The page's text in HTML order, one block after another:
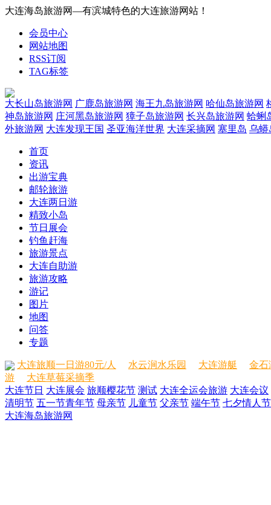
大连海岛旅游网—有滨城特色的大连旅游网站！
会员中心
网站地图
RSS订阅
TAG标签
大长山岛旅游网 广鹿岛旅游网 海王九岛旅游网 哈仙岛旅游网
神岛旅游网 庄河黑岛旅游网 獐子岛旅游网 长兴岛旅游网 蛤蜊
外旅游网 大连发现王国 圣亚海洋世界 大连采摘网 塞里岛 乌蟒
首页
资讯
出游宝典
邮轮旅游
大连两日游
精致小岛
节日展会
钓鱼赶海
旅游景点
大连自助游
旅游攻略
游记
图片
地图
问答
专题
大连旅顺一日游80元/人 水云涧水乐园 大连游艇
金石
游
大连草莓采摘季
大连节日 大连展会 旅顺樱花节 测试 大连全运会旅游 大连会议
清明节 五一节青年节 母亲节 儿童节 父亲节 端午节 七夕情人节
大连海岛旅游网